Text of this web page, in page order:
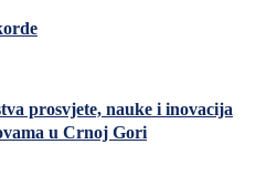
prosvjete, nauke i inovacija
u Crnoj Gori